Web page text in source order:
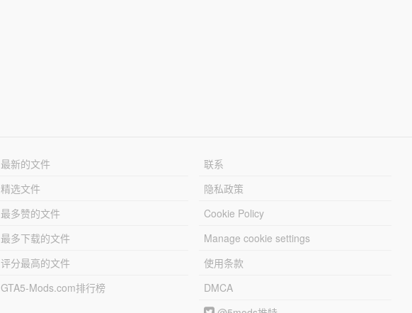
最新的文件
精选文件
最多赞的文件
最多下载的文件
评分最高的文件
GTA5-Mods.com排行榜
联系
隐私政策
Cookie Policy
Manage cookie settings
使用条款
DMCA